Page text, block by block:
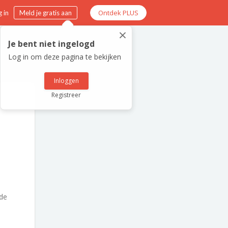
in Meld je gratis aan Ontdek PLUS
×
Je bent niet ingelogd
Log in om deze pagina te bekijken
Inloggen
Registreer